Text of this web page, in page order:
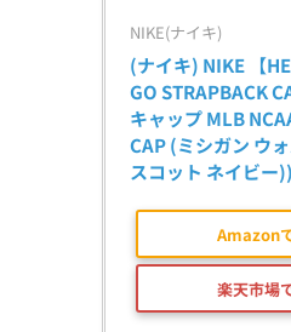
NIKE(ナイキ)
(ナイキ) NIKE 【
GO STRAPBACK
キャップ MLB
CAP (ミシガン ウ
スコット ネイビー
Amazon
楽天市場